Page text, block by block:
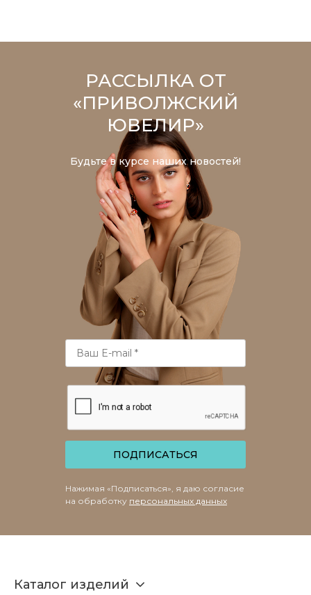
РАССЫЛКА ОТ
«ПРИВОЛЖСКИЙ
ЮВЕЛИР»
Будьте в курсе наших новостей!
ПОДПИСАТЬСЯ
Нажимая «Подписаться», я даю согласие
на обработку персональных данных
Каталог изделий